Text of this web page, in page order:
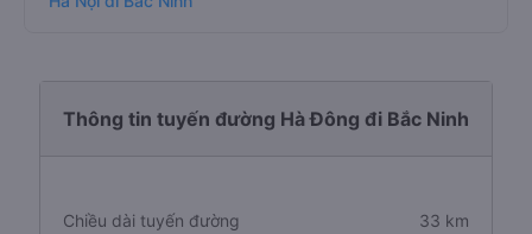
- Sông Lìu Limousine, Tùng Tuấn Limousine, Duy Quang